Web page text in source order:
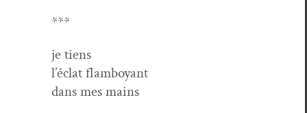
***
je tiens
l’éclat flamboyant
dans mes mains